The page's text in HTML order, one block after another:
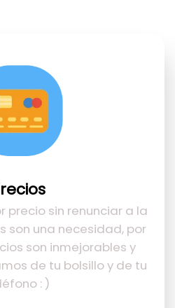
precio sin renunciar a la
son una necesidad, por
son inmejorables y
de tu bolsillo y de tu
: )